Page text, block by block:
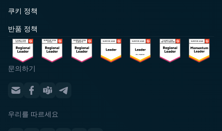
쿠키 정책
반품 정책
문의하기
우리를 따르세요